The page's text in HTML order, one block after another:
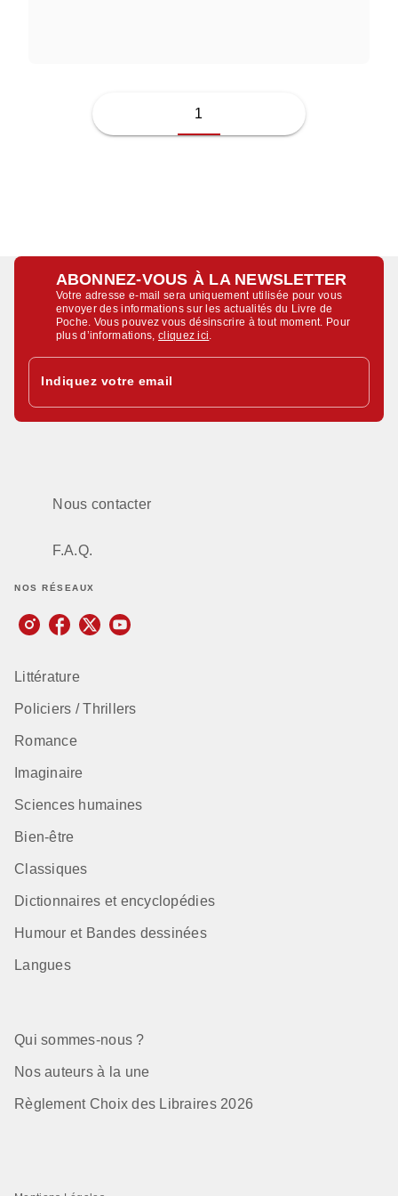
1
ABONNEZ-VOUS À LA NEWSLETTER
Votre adresse e-mail sera uniquement utilisée pour vous
envoyer des informations sur les actualités du Livre de
Poche. Vous pouvez vous désinscrire à tout moment. Pour
plus d’informations,cliquez ici
Indiquez votre email
Nous contacter
F.A.Q.
NOS RÉSEAUX
Littérature
Policiers / Thrillers
Romance
Imaginaire
Sciences humaines
Bien-être
Classiques
Dictionnaires et encyclopédies
Humour et Bandes dessinées
Langues
Qui sommes-nous ?
Nos auteurs à la une
Règlement Choix des Libraires 2026